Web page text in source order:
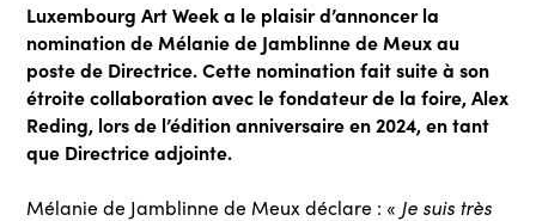
Luxembourg Art Week a le plaisir d’annoncer la
nomination de Mélanie de Jamblinne de Meux au
poste de Directrice. Cette nomination fait suite à son
étroite collaboration avec le fondateur de la foire, Alex
Reding, lors de l’édition anniversaire en 2024, en tant
que Directrice adjointe.
Mélanie de Jamblinne de Meux déclare : « Je suis très